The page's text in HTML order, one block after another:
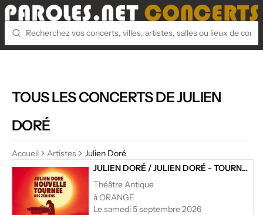
TOUS LES CONCERTS DE JULIEN
DORÉ
Accueil Artistes
Julien Doré
JULIEN DORÉ /JULIEN DORÉ - TOURNÉE
Théâtre Antique
à ORANGE
Le samedi 5 septembre 2026